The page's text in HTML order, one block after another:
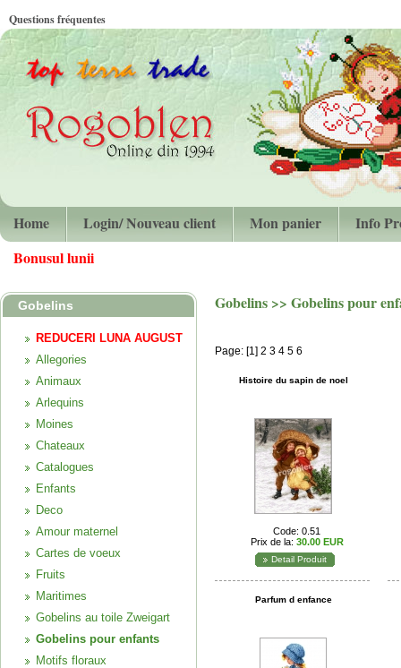
Questions fréquentes
Home Login/ Nouveau client Mon panier
Info
Bonusul lunii
Gobelins
REDUCERI LUNA AUGUST
Allegories
Animaux
Arlequins
Moines
Chateaux
Catalogues
Enfants
Deco
Amour maternel
Cartes de voeux
Fruits
Maritimes
Gobelins au toile Zweigart
Gobelins pour enfants
Motifs floraux
Gobelins >> Gobelins pour
Page: [1] 2 3 4 5 6
Histoire du sapin de noel
Code: 0.51
Prix de la: 30.00 EUR
Detail Produit
Parfum d enfance